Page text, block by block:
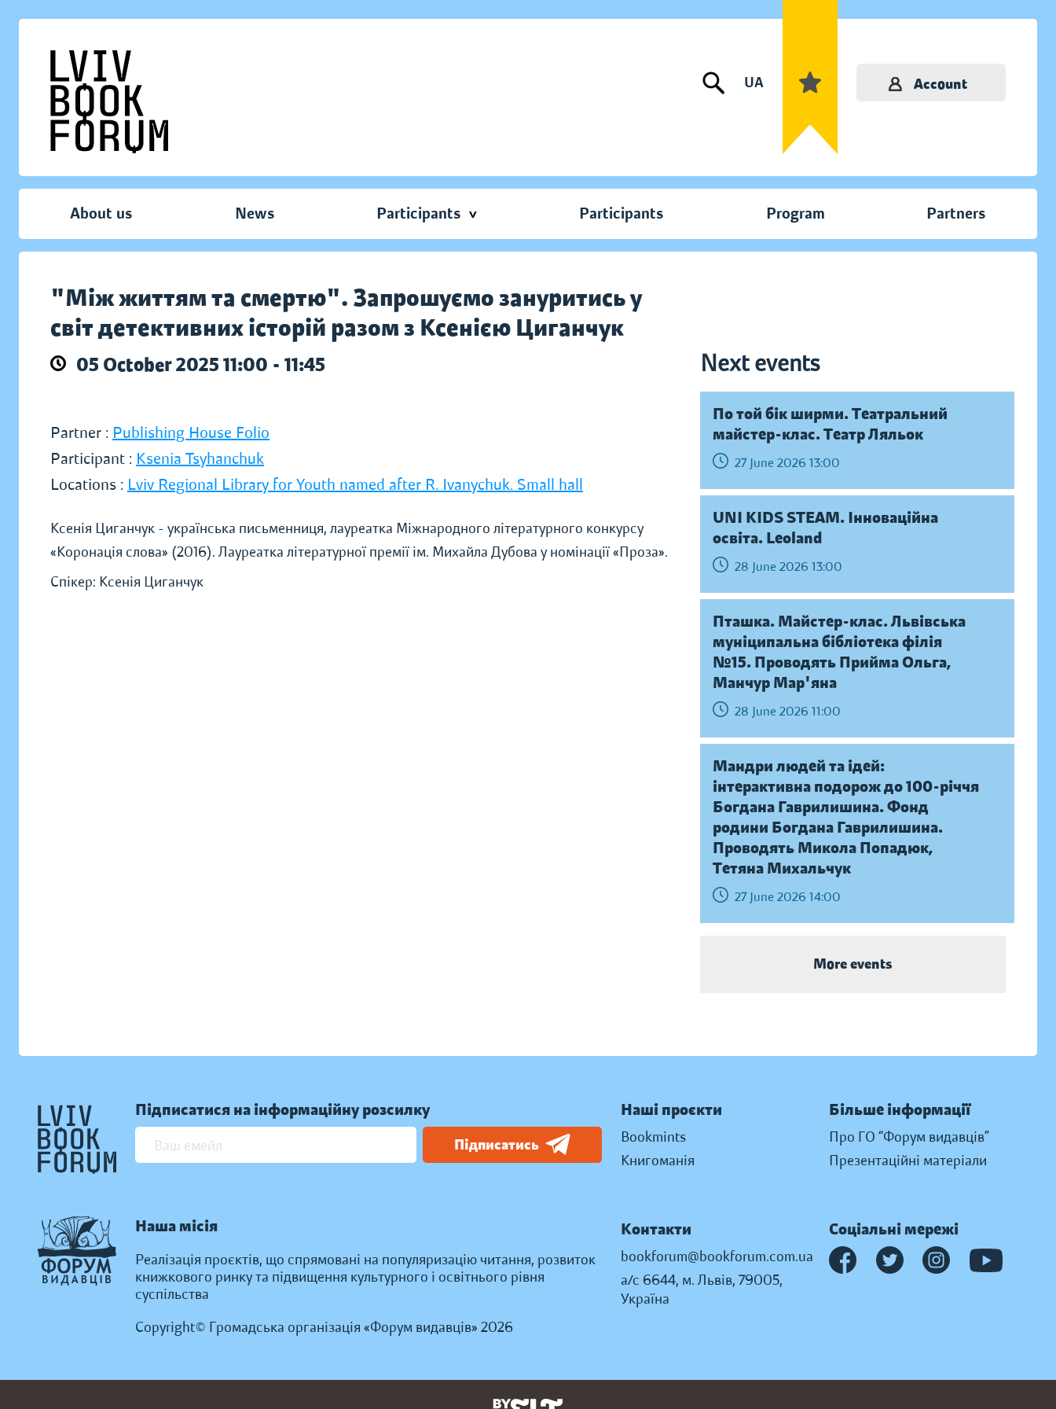
UA Account
About us News Participants Participants Program Partners
"Між життям та смертю". Запрошуємо зануритись у
світ детективних історій разом з Ксенією Циганчук
05 October 2025 11:00 - 11:45 Next events
Partner : Publishing House Folio
Participant : Ksenia Tsyhanchuk
Locations : Lviv Regional Library for Youth named after R. Ivanychuk. Small hall
Ксенія Циганчук - українська письменниця, лауреатка Міжнародного літературного конкурсу
«Коронація слова» (2016). Лауреатка літературної премії ім. Михайла Дубова у номінації «Проза».
Спікер: Ксенія Циганчук
По той бік ширми. Театральний
майстер-клас. Театр Ляльок
27 June 2026 13:00
UNI KIDS STEAM. Інноваційна
освіта. Leoland
28 June 2026 13:00
Пташка. Майстер-клас. Львівська
муніципальна бібліотека філія
№15. Проводять Прийма Ольга,
Манчур Мар'яна
28 June 2026 11:00
Мандри людей та ідей:
інтерактивна подорож до 100-річчя
Богдана Гаврилишина. Фонд
родини Богдана Гаврилишина.
Проводять Микола Попадюк,
Тетяна Михальчук
27 June 2026 14:00
More events
Підписатися на інформаційну розсилку
Підписатись
Наша місія
Реалізація проєктів, що спрямовані на популяризацію читання, розвиток
книжкового ринку та підвищення культурного і освітнього рівня
суспільства
Copyright© Громадська організація «Форум видавців» 2026
Наші проєкти
Bookmints
Книгоманія
Більше інформації
Про ГО “Форум видавців”
Презентаційні матеріали
Контакти
bookforum@bookforum.com.ua
а/с 6644, м. Львів, 79005,
Україна
Соціальні мережі